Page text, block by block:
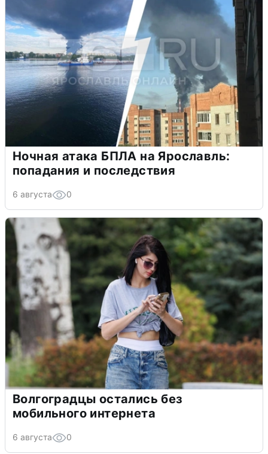
Ночная атака БПЛА на Ярославль:
попадания и последствия
6 августа 0
Волгоградцы остались без
мобильного интернета
6 августа 0